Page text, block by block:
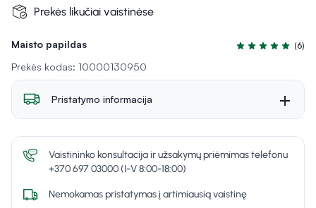
Maisto papildas
Įvertinimas 4.5
(6)
Prekės kodas: 10000130950
Prekės likučiai vaistinėse
Pristatymo informacija
Vaistininko konsultacija ir užsakymų priėmimas telefonu
+370 697 03000 (I-V 8:00-18:00)
Nemokamas pristatymas į artimiausią vaistinę